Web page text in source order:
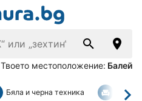
Твоето местоположение: Балей
Бяла и черна техника За